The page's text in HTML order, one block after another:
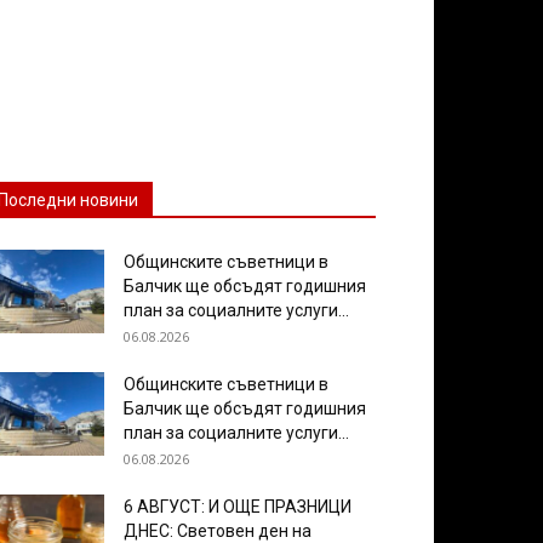
новини
Общинските съветници в
Балчик ще обсъдят годишния
план за социалните услуги...
06.08.2026
Общинските съветници в
Балчик ще обсъдят годишния
план за социалните услуги...
06.08.2026
6 АВГУСТ: И ОЩЕ ПРАЗНИЦИ
ДНЕС: Световен ден на